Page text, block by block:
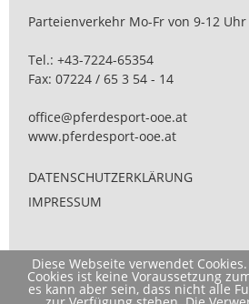
Diese Webseite verwendet
Cookies ist keine Voraussetzung
es kann aber sein, dass nicht alle
Parteienverkehr Mo-Fr von 9-12 Uhr
Tel.: +43-7224-65354
Fax: 07224 / 65 3 54 - 14
office@pferdesport-ooe.at
www.pferdesport-ooe.at
DATENSCHUTZERKLÄRUNG
IMPRESSUM